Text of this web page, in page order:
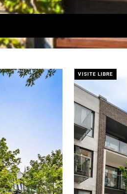
VISITE LIBRE